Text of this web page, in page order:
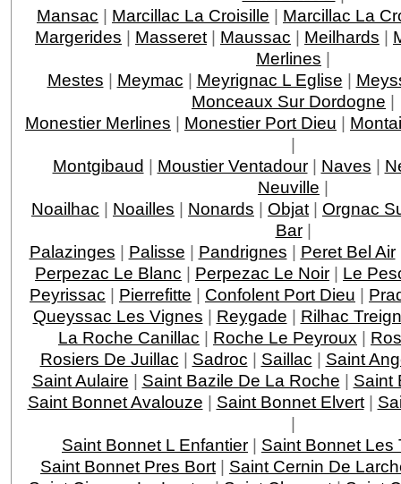
Mansac | Marcillac La Croisille | Marcillac La
Margerides | Masseret | Maussac | Meilhards |
Merlines |
Mestes | Meymac | Meyrignac L Eglise |
Monceaux Sur Dordogne |
Monestier Merlines | Monestier Port Dieu |
|
Montgibaud | Moustier Ventadour| Naves |
Neuville |
Noailhac | Noailles | Nonards | Objat | Orgnac
Bar|
Palazinges | Palisse | Pandrignes | Peret Bel Air
Perpezac Le Blanc | Perpezac Le Noir | Le
Peyrissac | Pierrefitte | Confolent Port Dieu |
Queyssac Les Vignes | Reygade | Rilhac
La Roche Canillac | Roche Le Peyroux |
Rosiers De Juillac | Sadroc | Saillac | Saint
Saint Aulaire | Saint Bazile De La Roche | Saint
Saint Bonnet Avalouze | Saint Bonnet Elvert|
|
Saint Bonnet L Enfantier | Saint Bonnet Les
Saint Bonnet Pres Bort | Saint Cernin De